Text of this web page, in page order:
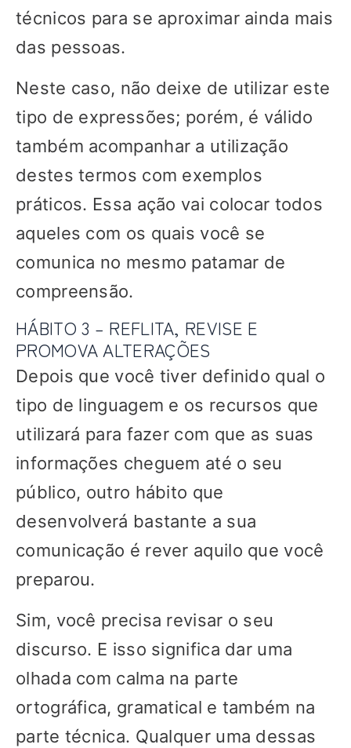
técnicos para se aproximar ainda mais
das pessoas.
Neste caso, não deixe de utilizar este
tipo de expressões; porém, é válido
também acompanhar a utilização
destes termos com exemplos
práticos. Essa ação vai colocar todos
aqueles com os quais você se
comunica no mesmo patamar de
compreensão.
HÁBITO 3 – REFLITA, REVISE E
PROMOVA ALTERAÇÕES
Depois que você tiver definido qual o
tipo de linguagem e os recursos que
utilizará para fazer com que as suas
informações cheguem até o seu
público, outro hábito que
desenvolverá bastante a sua
comunicação é rever aquilo que você
preparou.
Sim, você precisa revisar o seu
discurso. E isso significa dar uma
olhada com calma na parte
ortográfica, gramatical e também na
parte técnica. Qualquer uma dessas